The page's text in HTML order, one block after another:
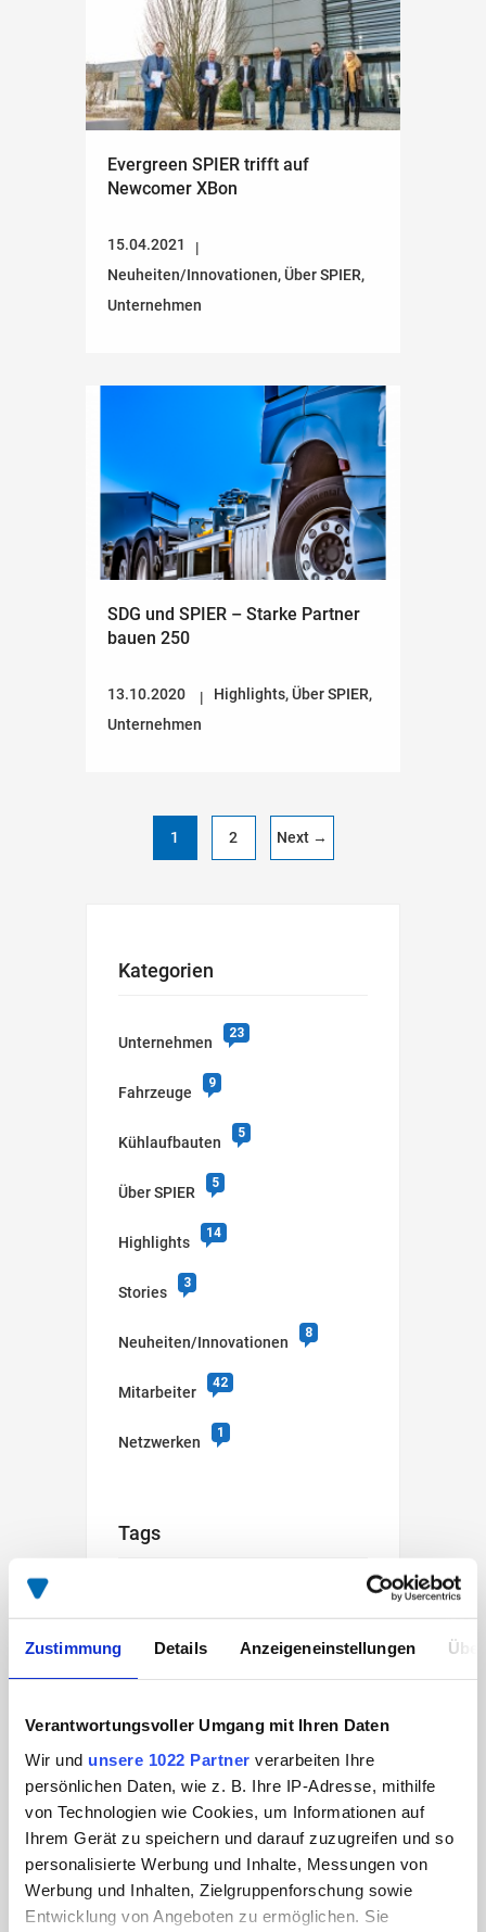
Zustimmung Details Anzeigeneinstellungen
Verantwortungsvoller Umgang mit Ihren Daten
Wir und unsere 1022 Partner verarbeiten Ihre
persönlichen Daten, wie z. B. Ihre IP-Adresse, mithilfe
von Technologien wie Cookies, um Informationen auf
Ihrem Gerät zu speichern und darauf zuzugreifen und so
personalisierte Werbung und Inhalte, Messungen von
Werbung und Inhalten, Zielgruppenforschung sowie
Entwicklung von Angeboten zu ermöglichen. Sie
Evergreen SPIER trifft auf
Newcomer XBon
15.04.2021
Neuheiten/Innovationen,Über SPIER,
Unternehmen
SDG und SPIER – Starke Partner
bauen 250
13.10.2020 Highlights,Über SPIER,
Unternehmen
1 2 Next →
Kategorien
Unternehmen
23
Fahrzeuge
9
Kühlaufbauten
5
Über SPIER
5
Highlights
14
Stories
3
Neuheiten/Innovationen
8
Mitarbeiter
42
Netzwerken
1
Tags
Beliebte Beiträge
Zustellung in
Amsterdam mit SPIER
Aufbauten
26 Apr, 2021
SPIER Kundenstory:
Westerfeld,
Küchenmöbellogistiker
aus Leidenschaft
27 Sep, 2020